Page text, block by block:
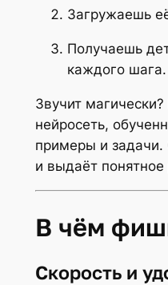
Загружаешь
Получаешь
каждого шага.
Звучит
нейросеть,
примеры и задачи.
и выдаёт
В чём
Скорость и